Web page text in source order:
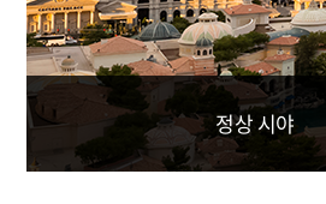
정상 시야